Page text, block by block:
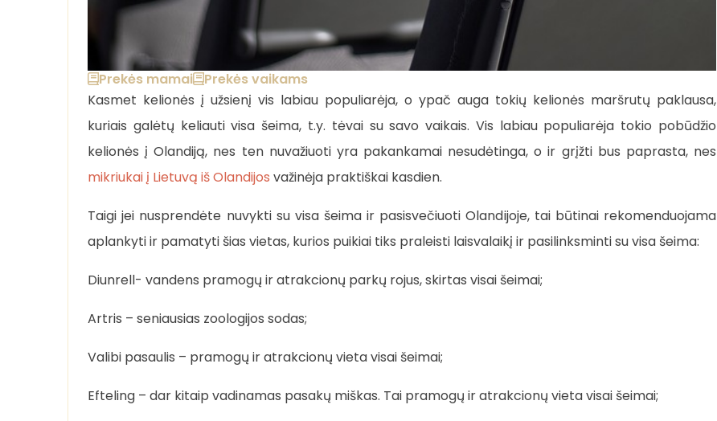
Prekės mamai
Prekės vaikams
Kasmet kelionės į užsienį vis labiau populiarėja, o ypač auga tokių kelionės maršrutų paklausa,
kuriais galėtų keliauti visa šeima, t.y. tėvai su savo vaikais. Vis labiau populiarėja tokio pobūdžio
kelionės į Olandiją, nes ten nuvažiuoti yra pakankamai nesudėtinga, o ir grįžti bus paprasta, nes
mikriukai į Lietuvą iš Olandijos važinėja praktiškai kasdien.
Taigi jei nusprendėte nuvykti su visa šeima ir pasisvečiuoti Olandijoje, tai būtinai rekomenduojama
aplankyti ir pamatyti šias vietas, kurios puikiai tiks praleisti laisvalaikį ir pasilinksminti su visa šeima:
Diunrell- vandens pramogų ir atrakcionų parkų rojus, skirtas visai šeimai;
Artris – seniausias zoologijos sodas;
Valibi pasaulis – pramogų ir atrakcionų vieta visai šeimai;
Efteling – dar kitaip vadinamas pasakų miškas. Tai pramogų ir atrakcionų vieta visai šeimai;